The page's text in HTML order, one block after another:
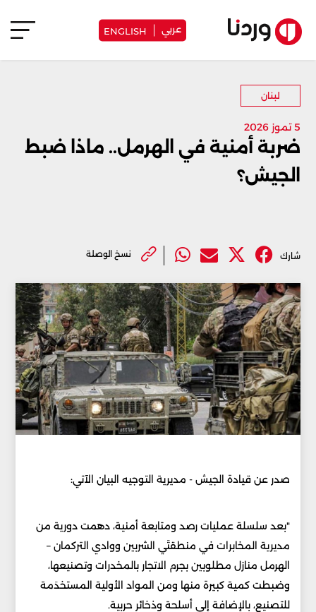
عربي ENGLISH
لبنان
5 تموز 2026
ضربة أمنية في الهرمل.. ماذا ضبط
الجيش؟
شارك نسخ الوصلة
صدر عن قيادة الجيش - مديرية التوجيه البيان الآتي:
"بعد سلسلة عمليات رصد ومتابعة أمنية، دهمت دورية من
مديرية المخابرات في منطقتَي الشربين ووادي التركمان –
الهرمل منازل مطلوبين بجرم الاتجار بالمخدرات وتصنيعها،
وضبطت كمية كبيرة منها ومن المواد الأولية المستخدَمة
للتصنيع، بالإضافة إلى أسلحة وذخائر حربية.